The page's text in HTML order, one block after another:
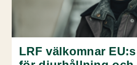
LRF välkomnar